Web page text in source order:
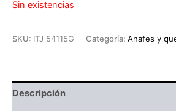
Sin existencias
SKU: ITJ_54115G Categoría: Anafes y
Descripción